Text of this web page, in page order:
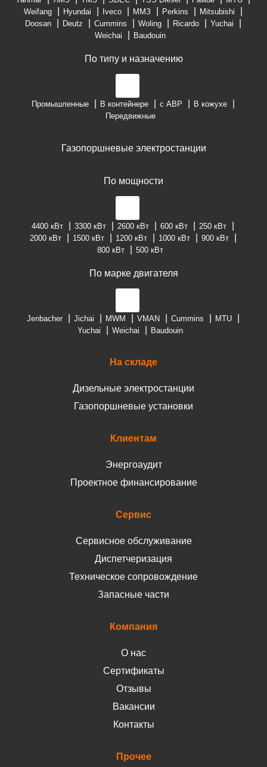
Weifang
Hyundai Iveco ММЗ Perkins
Mitsubishi
Doosan
Deutz Cummins Woling Ricardo
Yuchai
Weichai
Baudouin
По типу и назначению
Промышленные В контейнере с АВР
В кожухе
Передвижные
Газопоршневые электростанции
По мощности
4400 кВт 3300 кВт 2600 кВт 600 кВт
250 кВт
2000 кВт
1500 кВт 1200 кВт 1000 кВт
900 кВт
800 кВт
500 кВт
По марке двигателя
Jenbacher Jichai MWM VMAN Cummins
MTU
Yuchai
Weichai Baudouin
На складе
Дизельные электростанции
Газопоршневые установки
Клиентам
Энергоаудит
Проектное финансирование
Сервис
Сервисное обслуживание
Диспетчеризация
Техническое сопровождение
Запасные части
Компания
О нас
Сертификаты
Отзывы
Вакансии
Контакты
Прочее